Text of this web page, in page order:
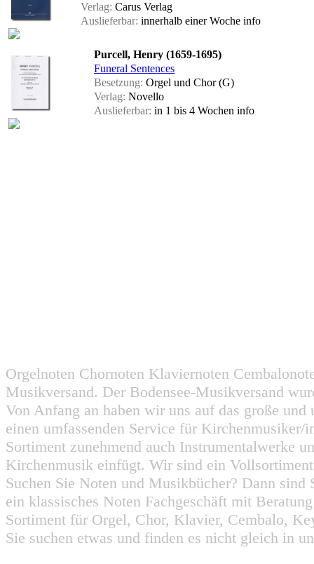
Verlag: Carus Verlag
Auslieferbar: innerhalb einer Woche info
Purcell, Henry (1659-1695)
Funeral Sentences
Besetzung: Orgel und Chor (G)
Verlag: Novello
Auslieferbar: in 1 bis 4 Wochen info
Orgelnoten Chornoten Klaviernoten
Musikversand. Der Bodensee-Musikversand
Von Anfang an haben wir uns auf das große
einen umfassenden Service für
Sortiment zunehmend auch Instrumentalwerke
Kirchenmusik einfügt. Wir sind ein
Suchen Sie Noten und Musikbücher? Dann
ein klassisches Noten Fachgeschäft mit
Sortiment für Orgel, Chor, Klavier, Cembalo,
Sie suchen etwas und finden es nicht gleich in